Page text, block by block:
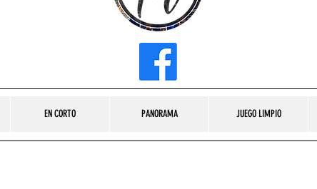
EN CORTO PANORAMA JUEGO LIMPIO